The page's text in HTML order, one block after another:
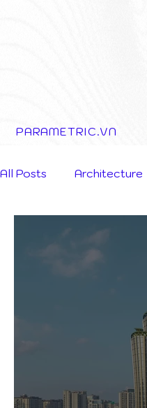
PARAMETRIC.VN
All Posts Architecture
Storytelling Concept